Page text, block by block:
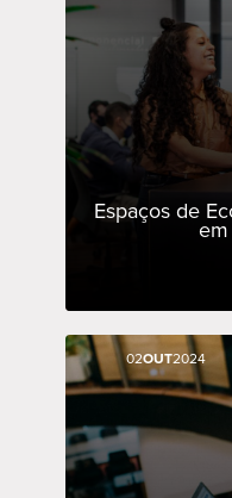
Espaços de
02OUT2024
02OUT2024